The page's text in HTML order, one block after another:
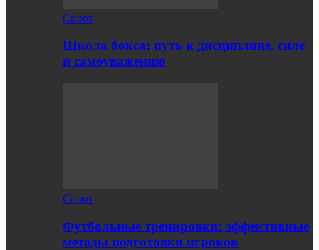
Спорт
Школа бокса: путь к дисциплине, силе
и самоуважению
Спорт
Футбольные тренировки: эффективные
методы подготовки игроков